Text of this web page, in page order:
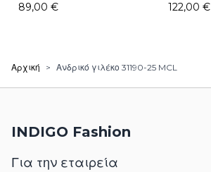
89,00 € 122,00 €
Αρχική > Ανδρικό γιλέκο 31190-25 MCL
INDIGO Fashion
Για την εταιρεία